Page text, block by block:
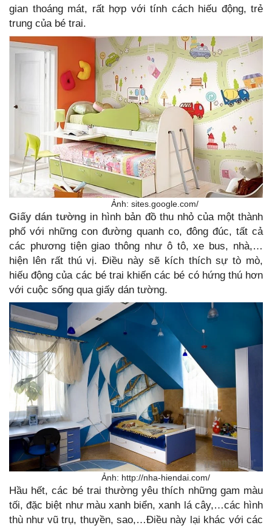
gian thoáng mát, rất hợp với tính cách hiếu động, trẻ
trung của bé trai.
Ảnh: sites.google.com/
Giấy dán tường in hình bản đồ thu nhỏ của một thành
phố với những con đường quanh co, đông đúc, tất cả
các phương tiện giao thông như ô tô, xe bus, nhà,…
hiện lên rất thú vị. Điều này sẽ kích thích sự tò mò,
hiếu động của các bé trai khiến các bé có hứng thú hơn
với cuộc sống qua giấy dán tường.
Ảnh: http://nha-hiendai.com/
Hầu hết, các bé trai thường yêu thích những gam màu
tối, đặc biệt như màu xanh biển, xanh lá cây,…các hình
thù như vũ trụ, thuyền, sao,…Điều này lại khác với các